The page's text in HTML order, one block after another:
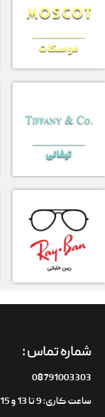
شماره تماس :
08791003303
ساعت کاری: 9 تا 13 و 15 تا 19